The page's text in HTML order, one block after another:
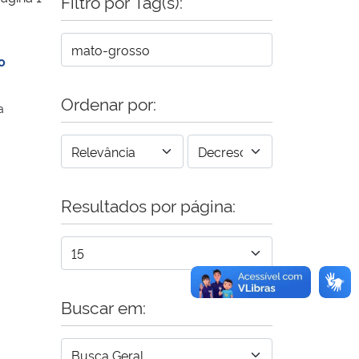
Ordenar por:
Resultados por página:
Buscar em: